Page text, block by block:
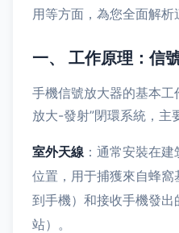
用等方面，為您全面解析
一、 工作原理：信
手機信號放大器的基本
放大-發射”閉環系統，主
室外天線 ：通常安裝在
位置，用于捕獲來自蜂
到手機）和接收手機發
站）。